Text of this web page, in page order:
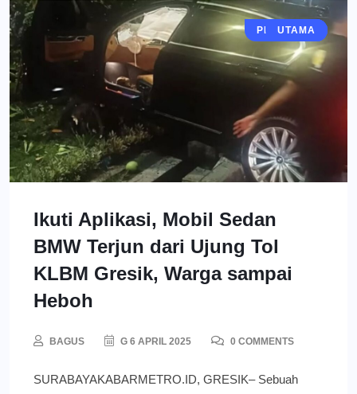
BERITA
GRESIK
PERISTIWA
UTAMA
Ikuti Aplikasi, Mobil Sedan
BMW Terjun dari Ujung Tol
KLBM Gresik, Warga sampai
Heboh
BAGUS G 6 APRIL 2025 0 COMMENTS
SURABAYAKABARMETRO.ID, GRESIK– Sebuah